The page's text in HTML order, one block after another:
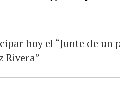
hoy el “Junte de un
Rivera”